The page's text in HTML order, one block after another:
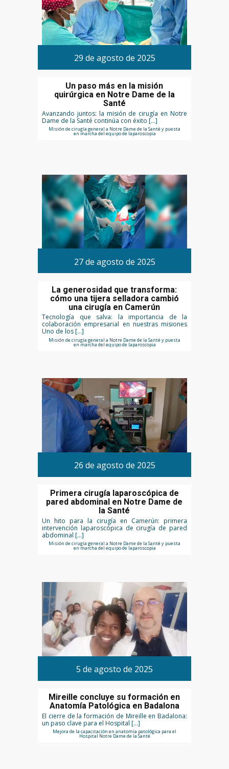
29 de agosto de 2025
Un paso más en la misión
quirúrgica en Notre Dame de la
Santé
Avanzando juntos: la misión de cirugía en Notre
Dame de la Santé continúa con éxito […]
Misión de cirugía general a Notre Dame de la Santé y puesta
en marcha del equipo de laparoscopia
27 de agosto de 2025
La generosidad que transforma:
cómo una tijera selladora cambió
una cirugía en Camerún
Tecnología que salva: la importancia de la
colaboración empresarial en nuestras misiones
Uno de los […]
Misión de cirugía general a Notre Dame de la Santé y puesta
en marcha del equipo de laparoscopia
26 de agosto de 2025
Primera cirugía laparoscópica de
pared abdominal en Notre Dame de
la Santé
Un hito para la cirugía en Camerún: primera
intervención laparoscópica de cirugía de pared
abdominal […]
Misión de cirugía general a Notre Dame de la Santé y puesta
en marcha del equipo de laparoscopia
5 de agosto de 2025
Mireille concluye su formación en
Anatomía Patológica en Badalona
El cierre de la formación de Mireille en Badalona:
un paso clave para el Hospital […]
Mejora de la capacitación en anatomía patológica para el
Hospital Notre Dame de la Santé